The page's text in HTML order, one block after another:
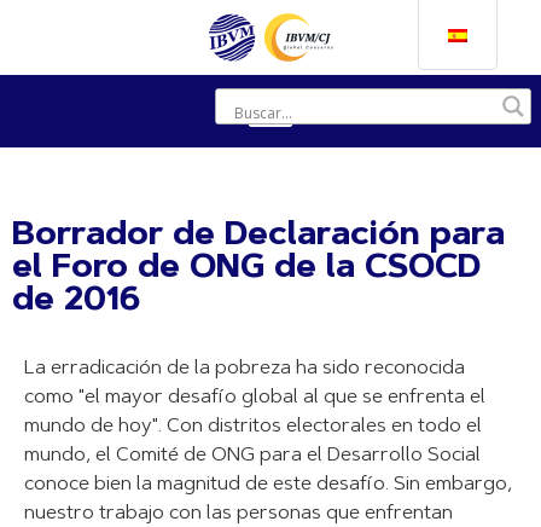
Borrador de Declaración para
el Foro de ONG de la CSOCD
de 2016
La erradicación de la pobreza ha sido reconocida
como "el mayor desafío global al que se enfrenta el
mundo de hoy". Con distritos electorales en todo el
mundo, el Comité de ONG para el Desarrollo Social
conoce bien la magnitud de este desafío. Sin embargo,
nuestro trabajo con las personas que enfrentan